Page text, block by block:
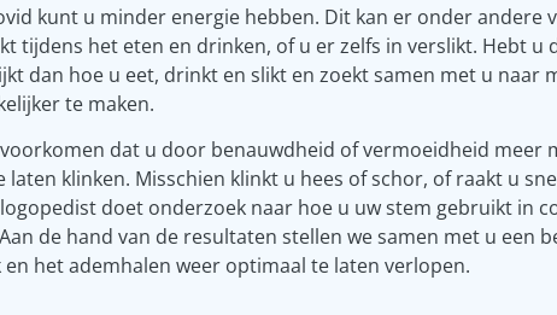
kunt u minder energie hebben. Dit kan er onder andere
tijdens het eten en drinken, of u er zelfs in verslikt. Hebt u
dan hoe u eet, drinkt en slikt en zoekt samen met u naar
te maken.
dat u door benauwdheid of vermoeidheid meer
laten klinken. Misschien klinkt u hees of schor, of raakt u
doet onderzoek naar hoe u uw stem gebruikt in
de hand van de resultaten stellen we samen met u een
het ademhalen weer optimaal te laten verlopen.